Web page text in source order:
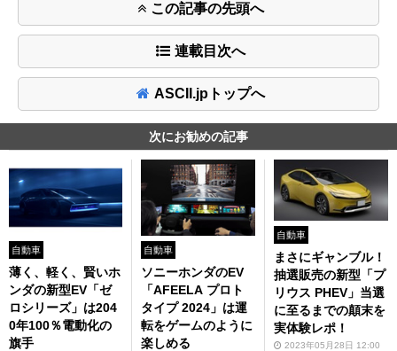
この記事の先頭へ
連載目次へ
ASCII.jpトップへ
次にお勧めの記事
自動車
薄く、軽く、賢いホ
ンダの新型EV「ゼ
ロシリーズ」は204
0年100％電動化の
旗手
自動車
ソニーホンダのEV
「AFEELA プロト
タイプ 2024」は運
転をゲームのように
楽しめる
自動車
まさにギャンブル！
抽選販売の新型「プ
リウス PHEV」当選
に至るまでの顛末を
実体験レポ！
2023年05月28日 12:00